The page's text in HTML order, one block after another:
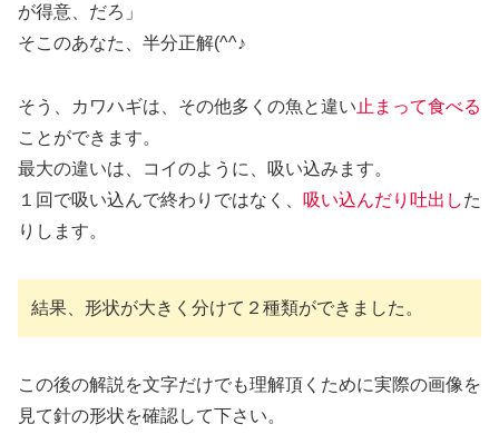
が得意、だろ」
そこのあなた、半分正解(^^♪
そう、カワハギは、その他多くの魚と違い 止まって食べる
ことができます。
最大の違いは、コイのように、吸い込みます。
１回で吸い込んで終わりではなく、 吸い込んだり吐出した
りします。
結果、形状が大きく分けて２種類ができました。
この後の解説を文字だけでも理解頂くために実際の画像を
見て針の形状を確認して下さい。